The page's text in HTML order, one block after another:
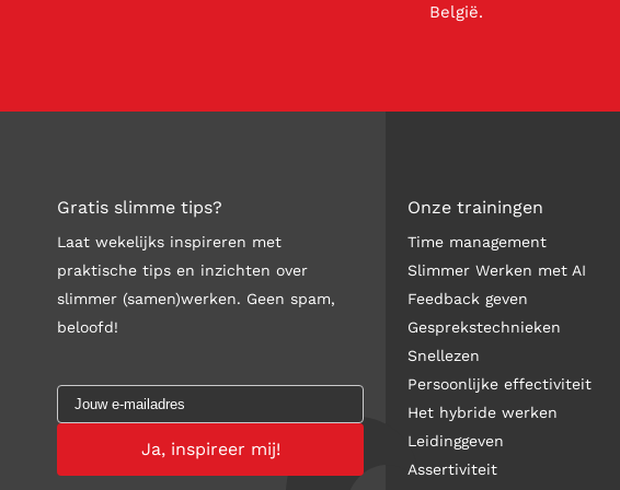
België.
Gratis slimme tips?
Laat wekelijks inspireren met
praktische tips en inzichten over
slimmer (samen)werken. Geen spam,
beloofd!
Onze trainingen
Time management
Slimmer Werken met AI
Feedback geven
Gesprekstechnieken
Snellezen
Persoonlijke effectiviteit
Het hybride werken
Leidinggeven
Assertiviteit